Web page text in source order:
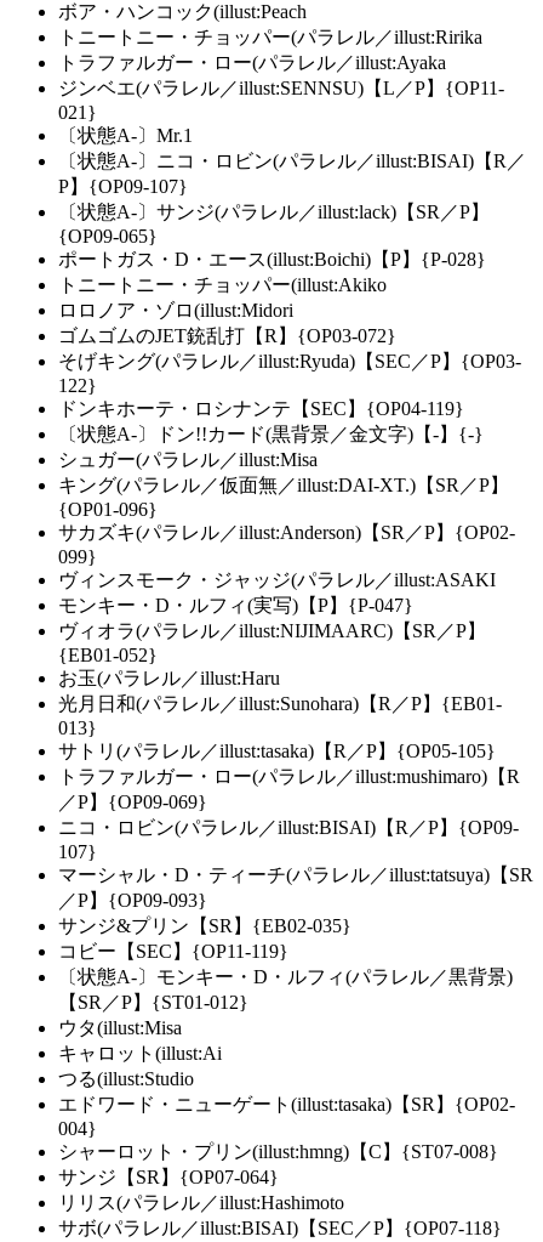
ボア・ハンコック(illust:Peach
トニートニー・チョッパー(パラレル／illust:Ririka
トラファルガー・ロー(パラレル／illust:Ayaka
ジンベエ(パラレル／illust:SENNSU)【L／P】{OP11-
021}
〔状態A-〕Mr.1
〔状態A-〕ニコ・ロビン(パラレル／illust:BISAI)【R／
P】{OP09-107}
〔状態A-〕サンジ(パラレル／illust:lack)【SR／P】
{OP09-065}
ポートガス・D・エース(illust:Boichi)【P】{P-028}
トニートニー・チョッパー(illust:Akiko
ロロノア・ゾロ(illust:Midori
ゴムゴムのJET銃乱打【R】{OP03-072}
そげキング(パラレル／illust:Ryuda)【SEC／P】{OP03-
122}
ドンキホーテ・ロシナンテ【SEC】{OP04-119}
〔状態A-〕ドン!!カード(黒背景／金文字)【-】{-}
シュガー(パラレル／illust:Misa
キング(パラレル／仮面無／illust:DAI-XT.)【SR／P】
{OP01-096}
サカズキ(パラレル／illust:Anderson)【SR／P】{OP02-
099}
ヴィンスモーク・ジャッジ(パラレル／illust:ASAKI
モンキー・D・ルフィ(実写)【P】{P-047}
ヴィオラ(パラレル／illust:NIJIMAARC)【SR／P】
{EB01-052}
お玉(パラレル／illust:Haru
光月日和(パラレル／illust:Sunohara)【R／P】{EB01-
013}
サトリ(パラレル／illust:tasaka)【R／P】{OP05-105}
トラファルガー・ロー(パラレル／illust:mushimaro)【R
／P】{OP09-069}
ニコ・ロビン(パラレル／illust:BISAI)【R／P】{OP09-
107}
マーシャル・D・ティーチ(パラレル／illust:tatsuya)【SR
／P】{OP09-093}
サンジ&プリン【SR】{EB02-035}
コビー【SEC】{OP11-119}
〔状態A-〕モンキー・D・ルフィ(パラレル／黒背景)
【SR／P】{ST01-012}
ウタ(illust:Misa
キャロット(illust:Ai
つる(illust:Studio
エドワード・ニューゲート(illust:tasaka)【SR】{OP02-
004}
シャーロット・プリン(illust:hmng)【C】{ST07-008}
サンジ【SR】{OP07-064}
リリス(パラレル／illust:Hashimoto
サボ(パラレル／illust:BISAI)【SEC／P】{OP07-118}